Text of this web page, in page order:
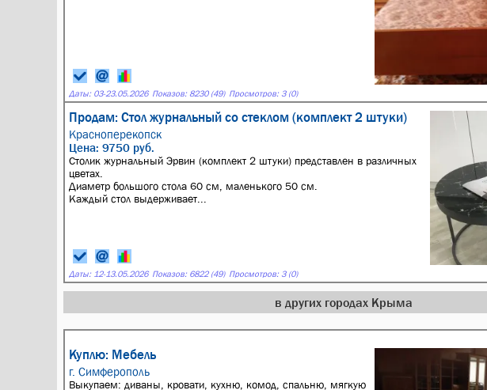
Даты: 03-23.05.2026 Показов: 8230 (49) Просмотров: 3 (0)
Продам: Стол журнальный со стеклом (комплект 2 штуки)
Красноперекопск
Цена: 9750 руб.
Столик журнальный Эрвин (комплект 2 штуки) представлен в различных
цветах.
Диаметр большого стола 60 см, маленького 50 см.
Каждый стол выдерживает...
Даты: 12-13.05.2026 Показов: 6822 (49) Просмотров: 3 (0)
в других городах Крыма
Куплю: Мебель
г. Симферополь
Выкупаем: диваны, кровати, кухню, комод, спальню, мягкую